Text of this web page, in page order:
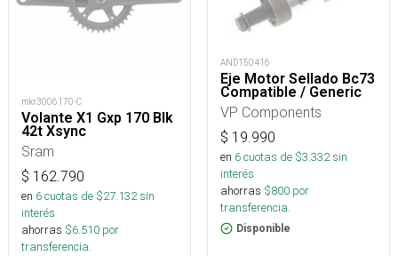
mkr3006170-C
Volante X1 Gxp 170 Blk
42t Xsync
Sram
$ 162.790
en 6cuotas de $27.132sin
interés
ahorras $6.510 por
transferencia.
AND150416
Eje Motor Sellado Bc73
Compatible / Generic
VP Components
$ 19.990
en 6cuotas de $3.332sin
interés
ahorras $800 por
transferencia.
Disponible